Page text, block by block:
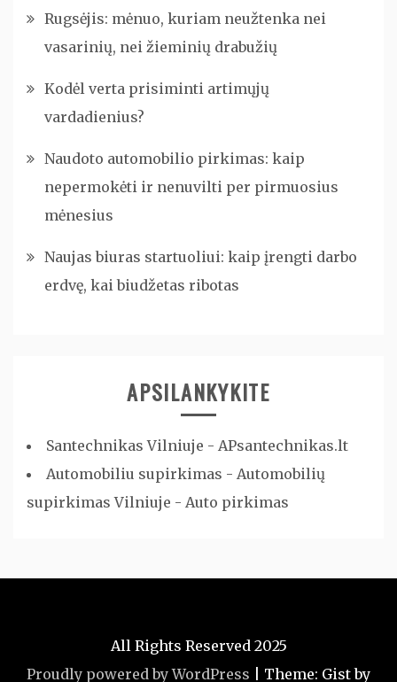
Rugsėjis: mėnuo, kuriam neužtenka nei
vasarinių, nei žieminių drabužių
Kodėl verta prisiminti artimųjų
vardadienius?
Naudoto automobilio pirkimas: kaip
nepermokėti ir nenuvilti per pirmuosius
mėnesius
Naujas biuras startuoliui: kaip įrengti darbo
erdvę, kai biudžetas ribotas
APSILANKYKITE
Santechnikas Vilniuje - APsantechnikas.lt
Automobiliu supirkimas - Automobilių
supirkimas Vilniuje - Auto pirkimas
All Rights Reserved 2025
Proudly powered by WordPress
Theme: Gist by